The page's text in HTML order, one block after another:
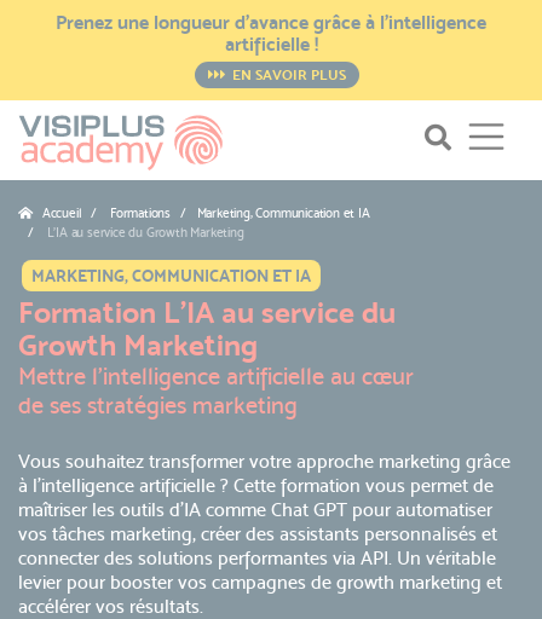
Prenez une longueur d’avance grâce à l’intelligence
artificielle !
EN SAVOIR PLUS
Accueil
Formations / Marketing, Communication et IA
L’IA au service du Growth Marketing
MARKETING, COMMUNICATION ET IA
Formation L’IA au service du
Growth Marketing
Mettre l'intelligence artificielle au cœur
de ses stratégies marketing
Vous souhaitez transformer votre approche marketing grâce
à l’intelligence artificielle ? Cette formation vous permet de
maîtriser les outils d’IA comme Chat GPT pour automatiser
vos tâches marketing, créer des assistants personnalisés et
connecter des solutions performantes via API. Un véritable
levier pour booster vos campagnes de growth marketing et
accélérer vos résultats.